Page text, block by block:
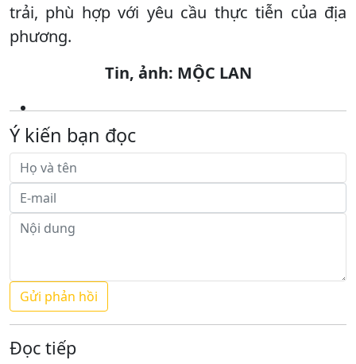
trải, phù hợp với yêu cầu thực tiễn của địa
phương.
Tin, ảnh: MỘC LAN
Ý kiến bạn đọc
Đọc tiếp